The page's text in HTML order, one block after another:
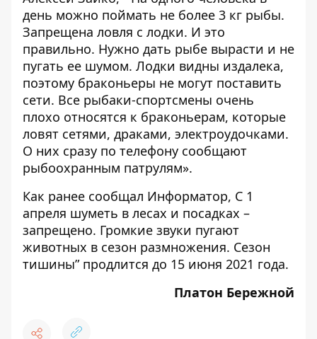
день можно поймать не более 3 кг рыбы.
Запрещена ловля с лодки. И это
правильно. Нужно дать рыбе вырасти и не
пугать ее шумом. Лодки видны издалека,
поэтому браконьеры не могут поставить
сети. Все рыбаки-спортсмены очень
плохо относятся к браконьерам, которые
ловят сетями, драками, электроудочками.
О них сразу по телефону сообщают
рыбоохранным патрулям».
Как ранее сообщал Информатор, С 1
апреля шуметь в лесах и посадках –
запрещено. Громкие звуки пугают
животных в сезон размножения. Сезон
тишины” продлится до 15 июня 2021 года.
Платон Бережной